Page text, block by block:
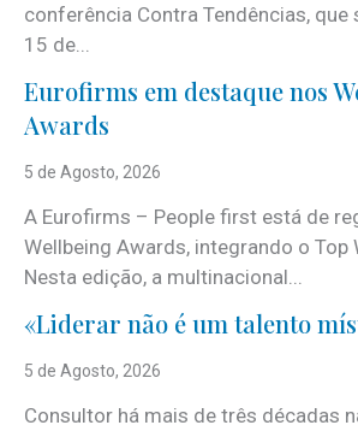
conferência Contra Tendências, que
15 de...
Eurofirms em destaque nos
Awards
5 de Agosto, 2026
A Eurofirms – People first está de
Wellbeing Awards, integrando o Top
Nesta edição, a multinacional...
«Liderar não é um talento
5 de Agosto, 2026
Consultor há mais de três décadas